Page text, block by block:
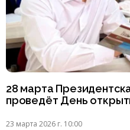
28 марта
проведёт День
23 марта 2026 г. 10:00